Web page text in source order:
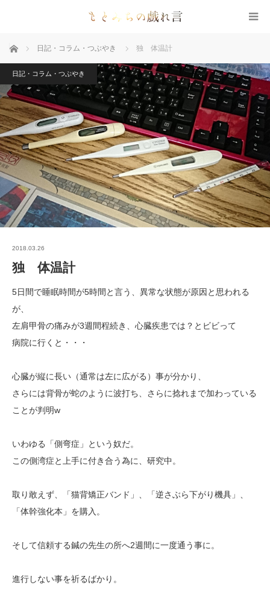
ホーム 日記・コラム・つぶやき 独 体温計
日記・コラム・つぶやき
2018.03.26
独 体温計
5日間で睡眠時間が5時間と言う、異常な状態が原因と思われる
が、
左肩甲骨の痛みが3週間程続き、心臓疾患では？とビビって
病院に行くと・・・
心臓が縦に長い（通常は左に広がる）事が分かり、
さらには背骨が蛇のように波打ち、さらに捻れまで加わっている
ことが判明w
いわゆる「側弯症」という奴だ。
この側湾症と上手に付き合う為に、研究中。
取り敢えず、「猫背矯正バンド」、「逆さぶら下がり機具」、
「体幹強化本」を購入。
そして信頼する鍼の先生の所へ2週間に一度通う事に。
進行しない事を祈るばかり。